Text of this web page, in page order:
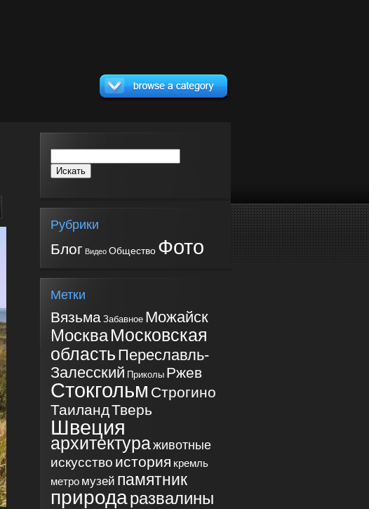
Рубрики
Блог Видео Общество Фото
Метки
Вязьма Забавное Можайск
МоскваМосковская
область Переславль-
Залесский Приколы Ржев
Стокгольм Строгино
ТаиландТверь
Швеция
архитектураживотные
искусство история кремль
метро музей памятник
природаразвалины